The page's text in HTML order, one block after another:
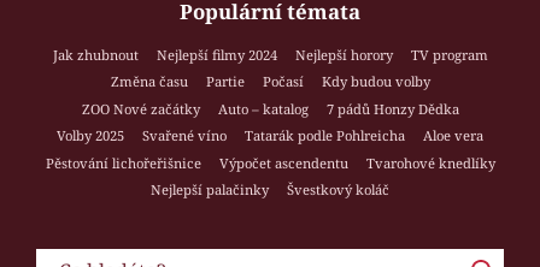
Populární témata
Jak zhubnout Nejlepší filmy 2024 Nejlepší horory
TV program
Změna času
Partie Počasí
Kdy budou volby
ZOO Nové začátky
Auto – katalog
7 pádů Honzy Dědka
Volby 2025
Svařené víno Tatarák podle Pohlreicha
Aloe vera
Pěstování lichořeřišnice
Výpočet ascendentu
Tvarohové knedlíky
Nejlepší palačinky
Švestkový koláč